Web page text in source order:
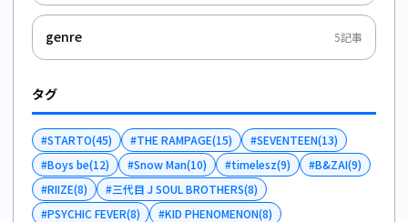
genre 5記事
タグ
#STARTO(45) #THE RAMPAGE(15) #SEVENTEEN(13)
#Boys be(12) #Snow Man(10) #timelesz(9) #B&ZAI(9)
#RIIZE(8) #三代目 J SOUL BROTHERS(8)
#PSYCHIC FEVER(8) #KID PHENOMENON(8)